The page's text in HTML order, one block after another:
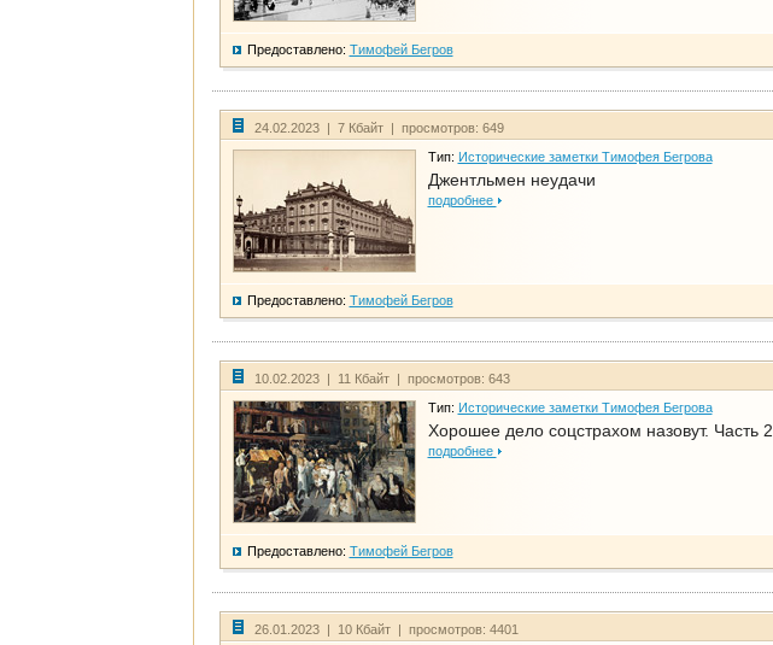
Предоставлено: Тимофей Бегров
24.02.2023 | 7 Кбайт | просмотров: 649
Тип: Исторические заметки Тимофея Бегрова
Джентльмен неудачи
подробнее
Предоставлено: Тимофей Бегров
10.02.2023 | 11 Кбайт | просмотров: 643
Тип: Исторические заметки Тимофея Бегрова
Хорошее дело соцстрахом назовут. Часть 2
подробнее
Предоставлено: Тимофей Бегров
26.01.2023 | 10 Кбайт | просмотров: 4401